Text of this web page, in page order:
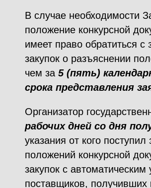
В случае необходимости
положение конкурсной
имеет право обратиться с
закупок о разъяснении
чем за 5 (пять)
срока представления
Организатор
рабочих дней со дня
указания от кого
положений конкурсной
закупок с
поставщиков,